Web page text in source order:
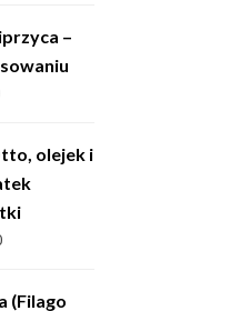
–
olejek i
(Filago